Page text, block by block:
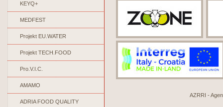
KEYQ+
MEDFEST
Projekt EU.WATER
Projekt TECH.FOOD
Pro.V.I.C.
AMAMO
ADRIA FOOD QUALITY
AZRRI -